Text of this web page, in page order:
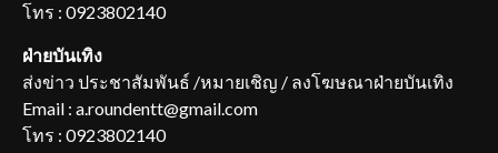
โทร : 0923802140
ฝ่ายบันเทิง
ส่งข่าว ประชาสัมพันธ์ /หมายเชิญ / ลงโฆษณาฝ่ายบันเทิง
Email : a.roundentt@gmail.com
โทร : 0923802140